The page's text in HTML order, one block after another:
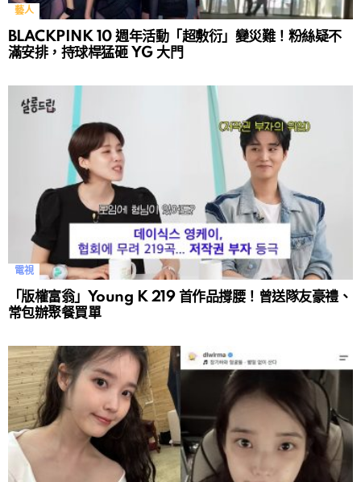
藝人
BLACKPINK 10 週年活動「超敷衍」變災難！粉絲疑不
滿安排，持球桿猛砸 YG 大門
電視
「版權富翁」Young K 219 首作品撐腰！曾送隊友豪禮、
常包辦聚餐買單